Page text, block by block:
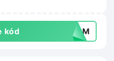
kód P4PM